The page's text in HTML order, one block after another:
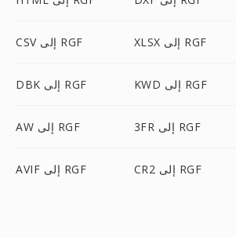
CSV إلى RGF XLSX إلى RGF
DBK إلى RGF KWD إلى RGF
AW إلى RGF 3FR إلى RGF
AVIF إلى RGF CR2 إلى RGF